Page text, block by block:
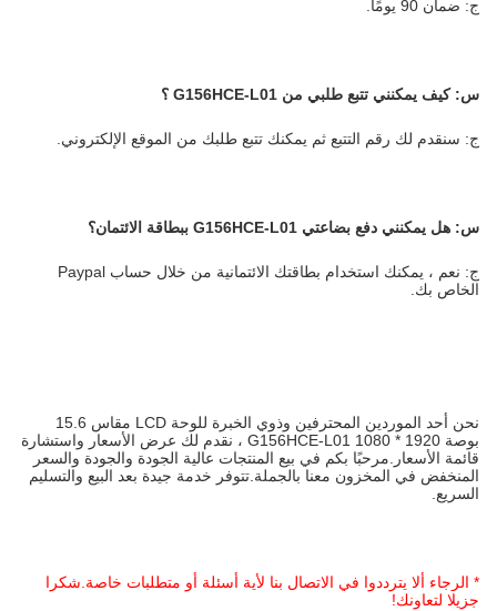
ج: ضمان 90 يومًا.
س: كيف يمكنني تتبع طلبي من G156HCE-L01 ؟
ج: سنقدم لك رقم التتبع ثم يمكنك تتبع طلبك من الموقع الإلكتروني.
س: هل يمكنني دفع بضاعتي G156HCE-L01 ببطاقة الائتمان؟
ج: نعم ، يمكنك استخدام بطاقتك الائتمانية من خلال حساب Paypal
الخاص بك.
نحن أحد الموردين المحترفين وذوي الخبرة للوحة LCD مقاس 15.6
بوصة 1920 * 1080 G156HCE-L01 ، نقدم لك عرض الأسعار واستشارة
قائمة الأسعار.مرحبًا بكم في بيع المنتجات عالية الجودة والجودة والسعر
المنخفض في المخزون معنا بالجملة.تتوفر خدمة جيدة بعد البيع والتسليم
السريع.
* الرجاء ألا يترددوا في الاتصال بنا لأية أسئلة أو متطلبات خاصة.شكرا
جزيلا لتعاونك!